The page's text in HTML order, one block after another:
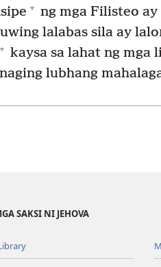
+ ng mga Filisteo
lalabas sila ay
+ kaysa sa lahat ng mga
lubhang
SAKSI NI JEHOVA